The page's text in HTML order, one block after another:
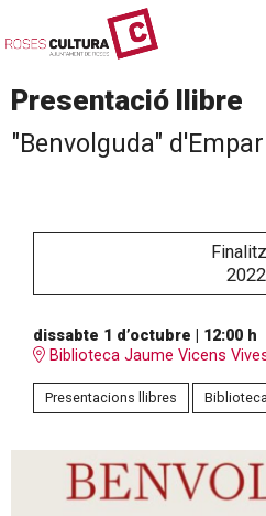
Presentació llibre
"Benvolguda"
2022
dissabte 1 d’octubre
12:00 h
Biblioteca Jaume Vicens
Presentacions llibres Biblioteca